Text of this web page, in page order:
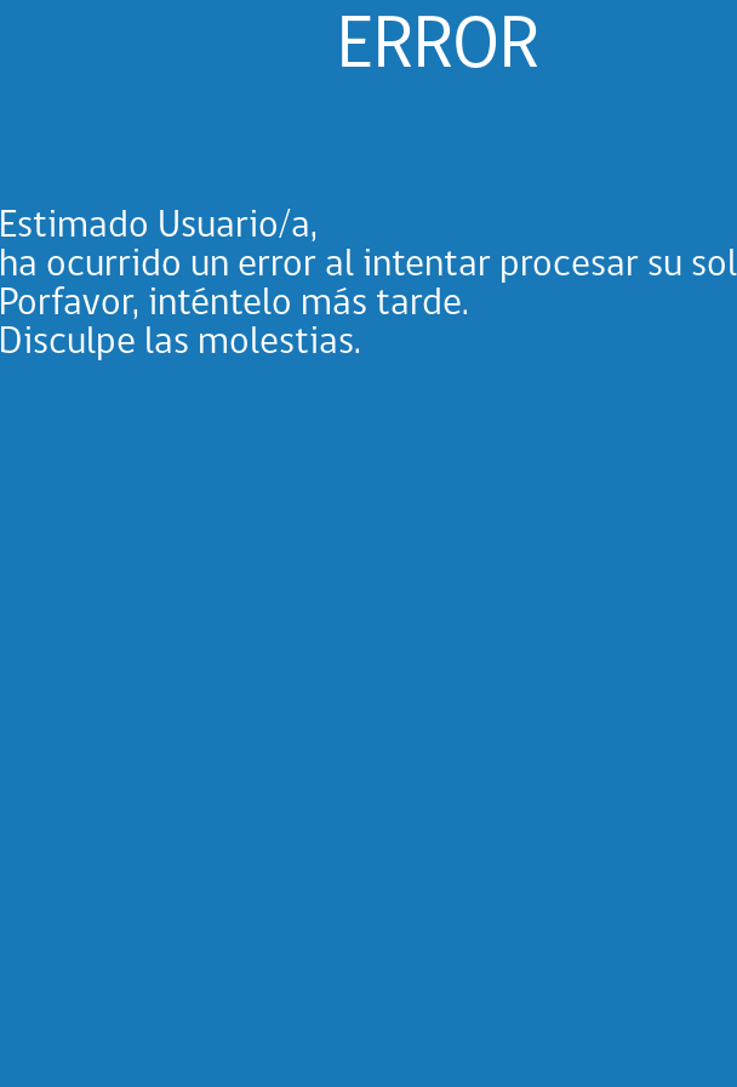
ERROR
Estimado Usuario/a,
ha ocurrido un error al intentar procesar su
Porfavor, inténtelo más tarde.
Disculpe las molestias.